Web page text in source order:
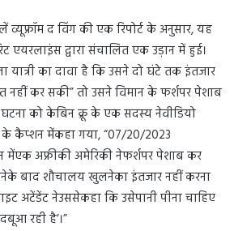
द विंग की एक रिपोर्ट के अनुसार, यह
एयरलाइंस द्वारा संचालित एक उड़ान में हुई।
का दावा है कि उसने दो घंटे तक इंतजार
नहीं कर सकी” तो उसने विमान के फर्शपर पेशाब
को केबिन क्रू के एक सदस्य नेवीडियो
के कैप्शन मेंकहा गया, “07/20/2023
मेंएक अफ्रीकी अमेरिकी नेफर्शपर पेशाब कर
बाद शौचालय खुलनेका इंतजार नहीं करना
अटेंडेंट नेउससेकहा कि उसेपानी पीना चाहिए
रही है’।”